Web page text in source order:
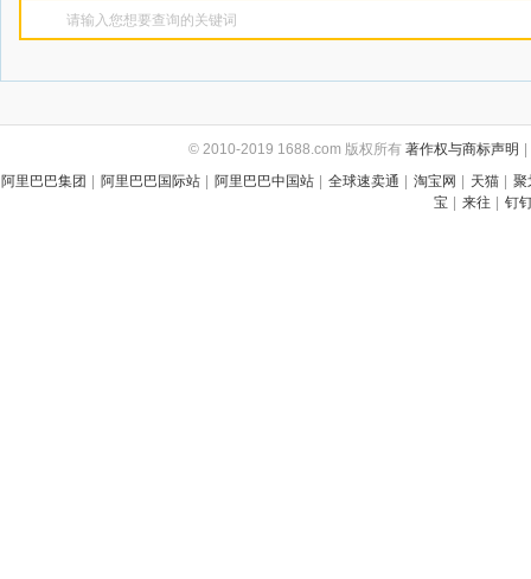
请输入您想要查询的关键词
© 2010-2019 1688.com 版权所有 著作权与商标声明
阿里巴巴集团
阿里巴巴国际站 阿里巴巴中国站 全球速卖通 淘宝网 天猫
聚
宝
来往 钉